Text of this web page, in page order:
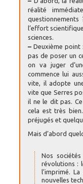
réalité
l’effort
sciences.
– Deuxième point
pas de poser un
on va juger
commence lui
vite, il adopte
vite que Serres
il ne le dit pas.
cela est très
préjugés et
Mais d’abord
Nos
révolutions :
l’imprimé.
nouvelles